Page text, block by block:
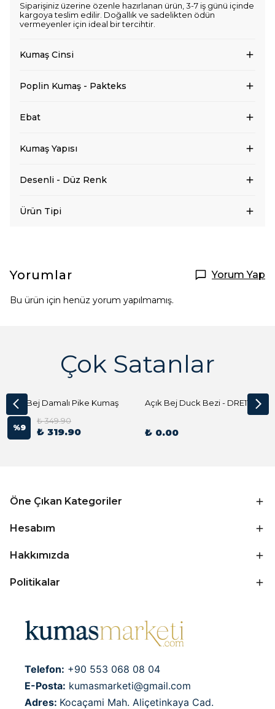
Siparişiniz üzerine özenle hazırlanan ürün, 3-7 iş günü içinde
kargoya teslim edilir. Doğallık ve sadelikten ödün
vermeyenler için ideal bir tercihtir.
Kumaş Cinsi
Poplin Kumaş - Pakteks
Ebat
Kumaş Yapısı
Desenli - Düz Renk
Ürün Tipi
Yorumlar Yorum Yap
Bu ürün için henüz yorum yapılmamış.
Çok Satanlar
Açık Bej Damalı Pike Kumaş
%9
₺ 349.90
₺ 319.90
Açık Bej Duck Bezi - DRE1144 Kumaş Peçete
₺ 0.00
Öne Çıkan Kategoriler
Hesabım
Hakkımızda
Politikalar
Telefon: +90 553 068 08 04
E-Posta: kumasmarketi@gmail.com
Adres: Kocaçami Mah. Aliçetinkaya Cad.